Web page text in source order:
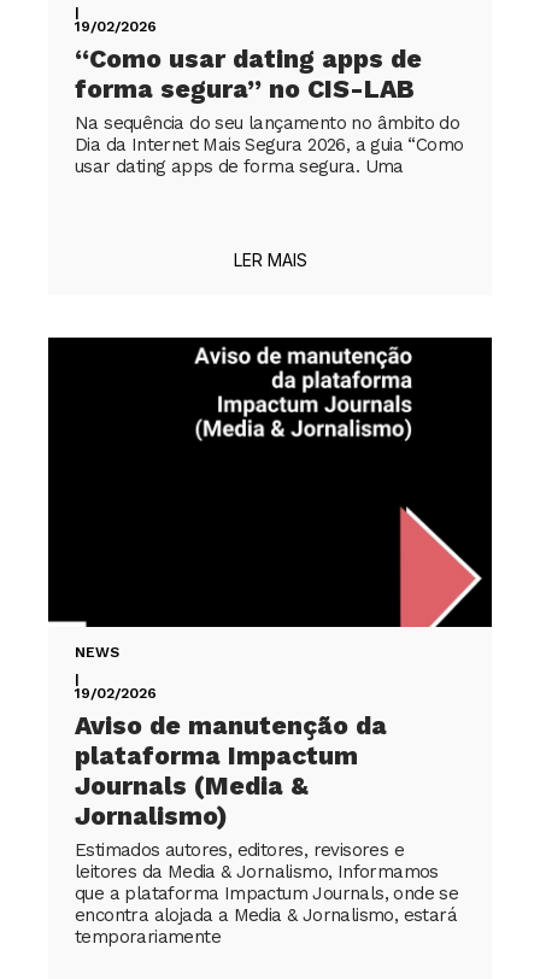
|
19/02/2026
“Como usar dating apps de
forma segura” no CIS-LAB
Na sequência do seu lançamento no âmbito do
Dia da Internet Mais Segura 2026, a guia “Como
usar dating apps de forma segura. Uma
LER MAIS
NEWS
|
19/02/2026
Aviso de manutenção da
plataforma Impactum
Journals (Media &
Jornalismo)
Estimados autores, editores, revisores e
leitores da Media & Jornalismo, Informamos
que a plataforma Impactum Journals, onde se
encontra alojada a Media & Jornalismo, estará
temporariamente